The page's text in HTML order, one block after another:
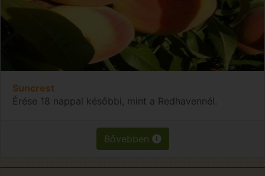
Suncrest
Érése 18 nappal későbbi, mint a Redhavennél.
Bővebben